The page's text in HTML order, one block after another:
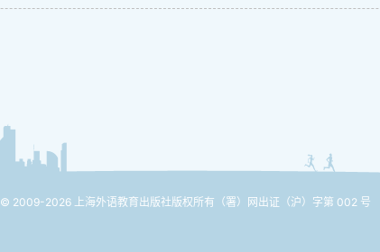
© 2009-2026 上海外语教育出版社版权所有 （署）网出证（沪）字第 002 号